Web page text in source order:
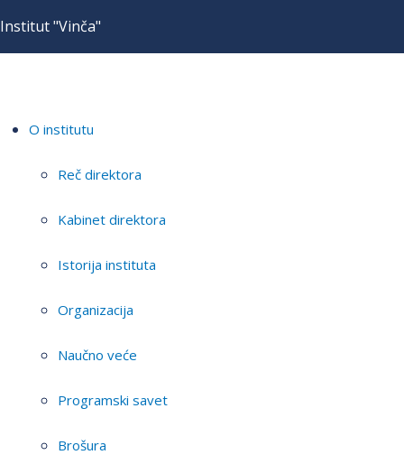
Institut "Vinča"
O institutu
Reč direktora
Kabinet direktora
Istorija instituta
Organizacija
Naučno veće
Programski savet
Brošura